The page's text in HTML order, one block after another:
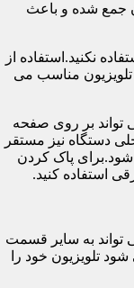
جمع شده و باعث
نکنید.استفاده از
تلویزیون مناسب می
تواند بر روی صفحه
دستگاه نیز مستقر
پاک کردن
استفاده کنید.
تواند به سایر قسمت
تلویزیون خود را